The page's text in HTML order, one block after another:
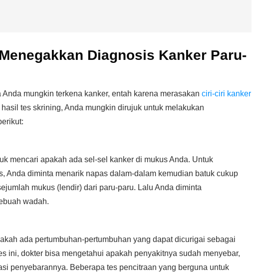
Diagnosis Kanker Paru-
mungkin terkena kanker, entah karena merasakan ciri-ciri kanker
tes skrining, Anda mungkin dirujuk untuk melakukan
mencari apakah ada sel-sel kanker di mukus Anda. Untuk
Anda diminta menarik napas dalam-dalam kemudian batuk cukup
mukus (lendir) dari paru-paru. Lalu Anda diminta
wadah.
ada pertumbuhan-pertumbuhan yang dapat dicurigai sebagai
ini, dokter bisa mengetahui apakah penyakitnya sudah menyebar,
penyebarannya. Beberapa tes pencitraan yang berguna untuk